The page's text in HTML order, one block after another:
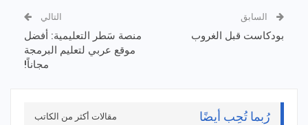
السابق
بودكاست قبل الغروب
التالي
منصة سَطر التعليمية: أفضل
موقع عربي لتعليم البرمجة
مجاناً!
رُبما تُحِب أيضًا مقالات أكثر من الكاتب